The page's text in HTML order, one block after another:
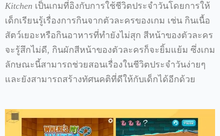
Kitchen เป็นเกมที่อิงกับการใช้ชีวิตประจำวันโดยการให้
เด็กเรียนรู้เรื่องการกินจากตัวละครของเกม เช่น กินเนื้อ
สัตว์เยอะหรือกินอาหารที่ทำยังไม่สุก สีหน้าของตัวละคร
จะรู้สึกไม่ดี, กินผักสีหน้าของตัวละครก็จะยิ้มแย้ม ซึ่งเกม
ลักษณะนี้สามารถช่วยสอนเรื่องในชีวิตประจำวันง่ายๆ
และยังสามารถสร้างทัศนคติที่ดีให้กับเด็กได้อีกด้วย